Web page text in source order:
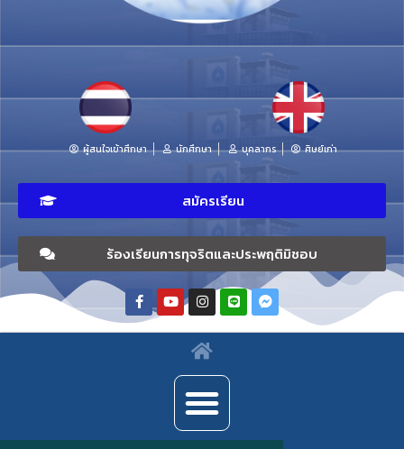
ผู้สนใจเข้าศึกษา นักศึกษา บุคลากร ศิษย์เก่า
สมัครเรียน
ร้องเรียนการทุจริตและประพฤติมิชอบ